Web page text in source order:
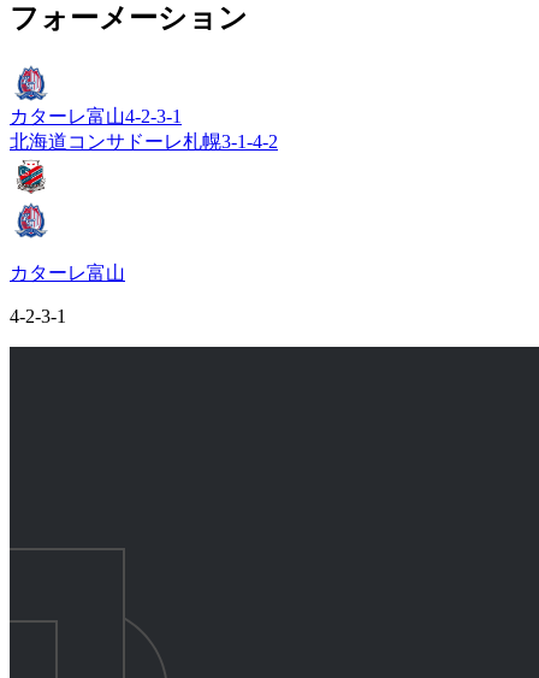
フォーメーション
カターレ富山4-2-3-1
北海道コンサドーレ札幌3-1-4-2
カターレ富山
4-2-3-1